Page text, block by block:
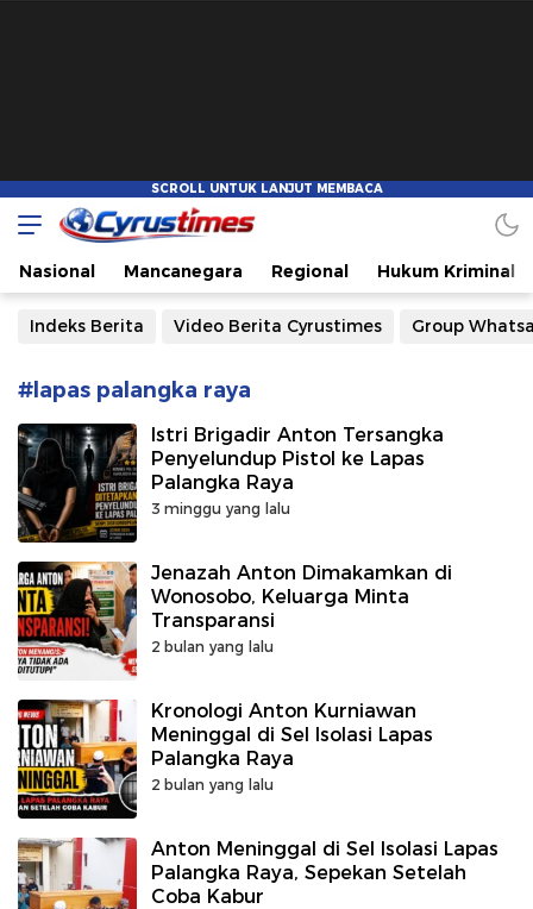
Cyrustimes.com
Cepat Tajam dan Akurat
Nasional Mancanegara Regional Hukum Kriminal
Indeks Berita Video Berita Cyrustimes Group
#lapas palangka raya
Istri Brigadir Anton Tersangka
Penyelundup Pistol ke Lapas
Palangka Raya
3 minggu yang lalu
Jenazah Anton Dimakamkan di
Wonosobo, Keluarga Minta
Transparansi
2 bulan yang lalu
Kronologi Anton Kurniawan
Meninggal di Sel Isolasi Lapas
Palangka Raya
2 bulan yang lalu
Anton Meninggal di Sel Isolasi Lapas
Palangka Raya, Sepekan Setelah
Coba Kabur